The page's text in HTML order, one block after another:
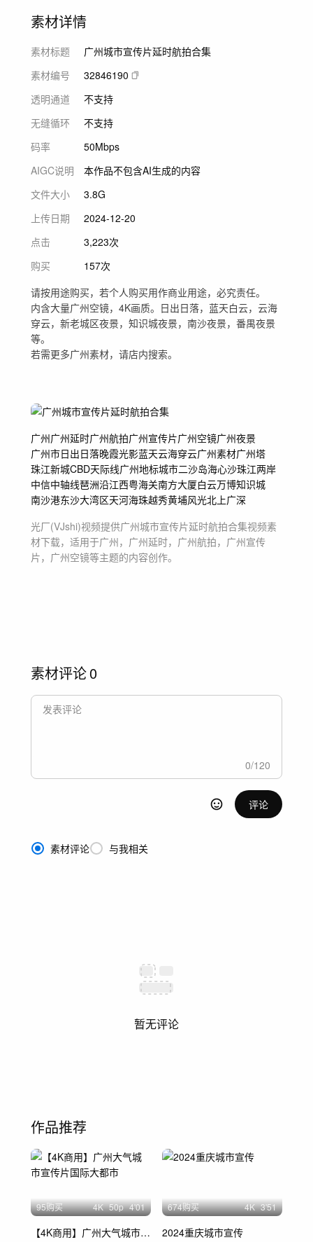
素材详情
素材标题
广州城市宣传片延时航拍合集
素材编号
32846190
透明通道
不支持
无缝循环
不支持
码率
50Mbps
AIGC说明
本作品不包含AI生成的内容
文件大小
3.8G
上传日期
2024-12-20
点击
3,223次
购买
157次
请按用途购买，若个人购买用作商业用途，必究责任。
内含大量广州空镜，4K画质。日出日落，蓝天白云，云海
穿云，新老城区夜景，知识城夜景，南沙夜景，番禺夜景
等。
若需更多广州素材，请店内搜索。
广州广州延时广州航拍广州宣传片广州空镜广州夜景
广州市日出日落晚霞光影蓝天云海穿云广州素材广州塔
珠江新城CBD天际线广州地标城市二沙岛海心沙珠江两岸
中信中轴线琶洲沿江西粤海关南方大厦白云万博知识城
南沙港东沙大湾区天河海珠越秀黄埔风光北上广深
光厂(VJshi)视频提供广州城市宣传片延时航拍合集视频素
材下载，适用于广州，广州延时，广州航拍，广州宣传
片，广州空镜等主题的内容创作。
素材评论0
0/120
评论
素材评论 与我相关
暂无评论
作品推荐
95购买 4K 50p 4'01
【4K商用】广州大气城市宣传片国际大都市
674购买 4K 3'51
2024重庆城市宣传